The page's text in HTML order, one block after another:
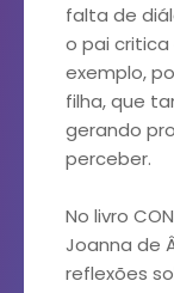
falta de
o pai
exemplo,
filha, que
gerando
perceber.
No livro
Joanna de
reflexões